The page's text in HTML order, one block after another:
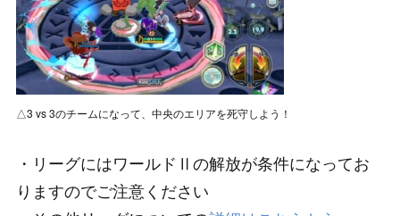
△3 vs 3のチームになって、中央のエリアを死守しよう！
・リーグにはワールドⅡの解放が条件になってお
りますのでご注意ください